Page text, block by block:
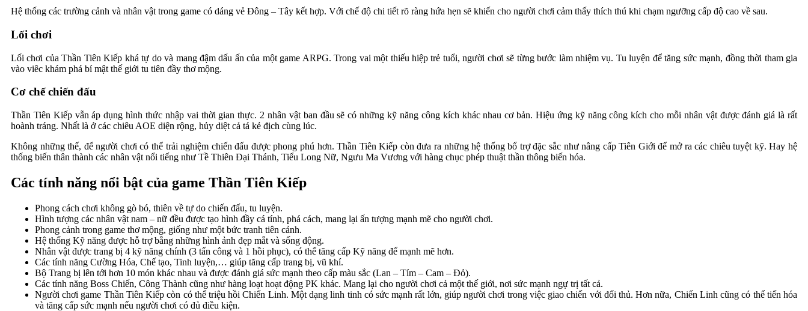
Hệ thống các trường cảnh và nhân vật trong game có dáng vẻ Đông – Tây kết hợp. Với chế độ chi tiết rõ ràng hứa hẹn sẽ khiến cho người chơi cảm thấy thích thú khi chạm ngưỡng cấp độ cao về sau.
Lối chơi
Lối chơi của Thần Tiên Kiếp khá tự do và mang đậm dấu ấn của một game ARPG. Trong vai một thiếu hiệp trẻ tuổi, người chơi sẽ từng bước làm nhiệm vụ. Tu luyện để tăng sức mạnh, đồng thời tham gia
vào viêc khám phá bí mật thế giới tu tiên đầy thơ mộng.
Cơ chế chiến đấu
Thần Tiên Kiếp vẫn áp dụng hình thức nhập vai thời gian thực. 2 nhân vật ban đầu sẽ có những kỹ năng công kích khác nhau cơ bản. Hiệu ứng kỹ năng công kích cho mỗi nhân vật được đánh giá là rất
hoành tráng. Nhất là ở các chiêu AOE diện rộng, hủy diệt cả tá kẻ địch cùng lúc.
Không những thế, để người chơi có thể trải nghiệm chiến đấu được phong phú hơn. Thần Tiên Kiếp còn đưa ra những hệ thống bổ trợ đặc sắc như nâng cấp Tiên Giới để mở ra các chiêu tuyệt kỹ. Hay hệ
thống biến thân thành các nhân vật nổi tiếng như Tề Thiên Đại Thánh, Tiểu Long Nữ, Ngưu Ma Vương với hàng chục phép thuật thần thông biến hóa.
Các tính năng nổi bật của game Thần Tiên Kiếp
Phong cách chơi không gò bó, thiên về tự do chiến đấu, tu luyện.
Hình tượng các nhân vật nam – nữ đều được tạo hình đầy cá tính, phá cách, mang lại ấn tượng mạnh mẽ cho người chơi.
Phong cảnh trong game thơ mộng, giống như một bức tranh tiên cảnh.
Hệ thống Kỹ năng được hỗ trợ bằng những hình ảnh đẹp mắt và sống động.
Nhân vật được trang bị 4 kỹ năng chính (3 tấn công và 1 hồi phục), có thể tăng cấp Kỹ năng để mạnh mẽ hơn.
Các tính năng Cường Hóa, Chế tạo, Tinh luyện,… giúp tăng cấp trang bị, vũ khí.
Bộ Trang bị lên tới hơn 10 món khác nhau và được đánh giá sức mạnh theo cấp màu sắc (Lan – Tím – Cam – Đỏ).
Các tính năng Boss Chiến, Công Thành cũng như hàng loạt hoạt động PK khác. Mang lại cho người chơi cả một thế giới, nơi sức mạnh ngự trị tất cả.
Người chơi game Thần Tiên Kiếp còn có thể triệu hồi Chiến Linh. Một dạng linh tinh có sức mạnh rất lớn, giúp người chơi trong việc giao chiến với đối thủ. Hơn nữa, Chiến Linh cũng có thể tiến hóa
và tăng cấp sức mạnh nếu người chơi có đủ điều kiện.